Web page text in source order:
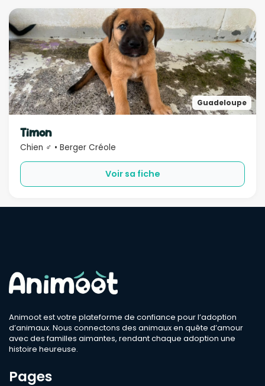
Guadeloupe
Timon
Chien ♂ • Berger Créole
Voir sa fiche
Animoot est votre plateforme de confiance pour l’adoption
d’animaux. Nous connectons des animaux en quête d’amour
avec des familles aimantes, rendant chaque adoption une
histoire heureuse.
Pages